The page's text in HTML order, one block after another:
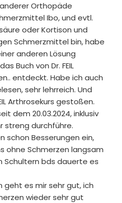
Orthopäde
Ibo, und evtl.
oder Kortison und
Schmerzmittel bin, habe
anderen Lösung
Buch von Dr. FEIL
entdeckt. Habe ich auch
sehr lehrreich. Und
Arthrosekurs gestoßen.
dem 20.03.2024, inklusiv
streng durchführe.
schon Besserungen ein,
ohne Schmerzen langsam
Schultern bds dauerte es
es mir sehr gut, ich
wieder sehr gut